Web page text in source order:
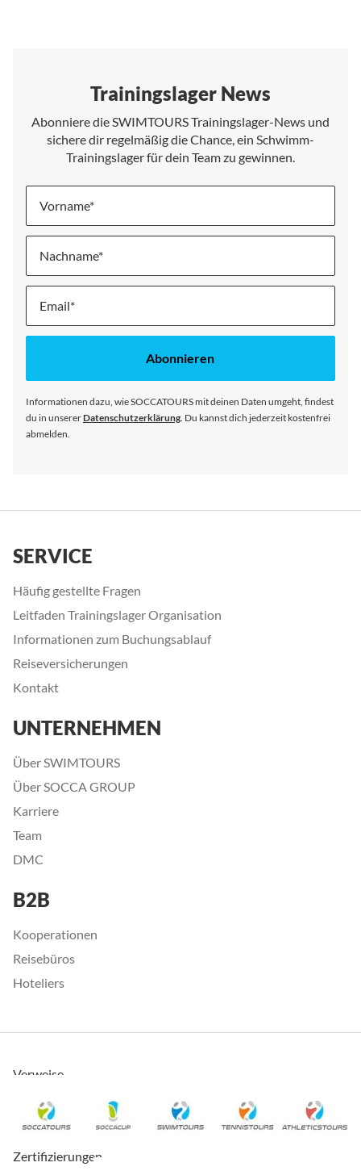
Trainingslager News
Abonniere die SWIMTOURS Trainingslager-News und
sichere dir regelmäßig die Chance, ein Schwimm-
Trainingslager für dein Team zu gewinnen.
Vorname
Nachname
Melde
für
Abonnieren
Informationen dazu, wie SOCCATOURS mit deinen Daten umgeht, findest
du in unsererDatenschutzerklärung . Du kannst dich jederzeit kostenfrei
abmelden.
SERVICE
Häufig gestellte Fragen
Leitfaden Trainingslager Organisation
Informationen zum Buchungsablauf
Reiseversicherungen
Kontakt
UNTERNEHMEN
Über SWIMTOURS
Über SOCCA GROUP
Karriere
Team
DMC
B2B
Kooperationen
Reisebüros
Hoteliers
Verweise
Zertifizierungen